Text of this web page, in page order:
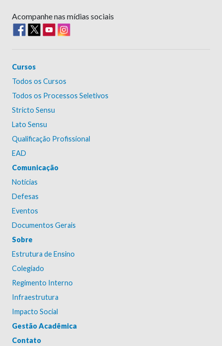
Acompanhe nas mídias sociais
Cursos
Todos os Cursos
Todos os Processos Seletivos
Stricto Sensu
Lato Sensu
Qualificação Profissional
EAD
Comunicação
Notícias
Defesas
Eventos
Documentos Gerais
Sobre
Estrutura de Ensino
Colegiado
Regimento Interno
Infraestrutura
Impacto Social
Gestão Acadêmica
Contato